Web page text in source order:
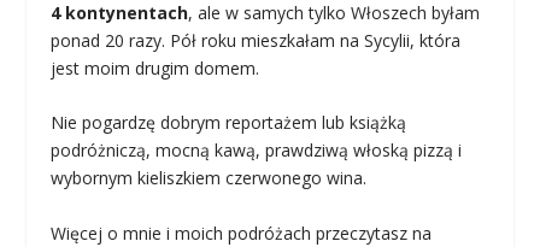
4 kontynentach, ale w samych tylko Włoszech byłam
ponad 20 razy. Pół roku mieszkałam na Sycylii, która
jest moim drugim domem.
Nie pogardzę dobrym reportażem lub książką
podróżniczą, mocną kawą, prawdziwą włoską pizzą i
wybornym kieliszkiem czerwonego wina.
Więcej o mnie i moich podróżach przeczytasz na